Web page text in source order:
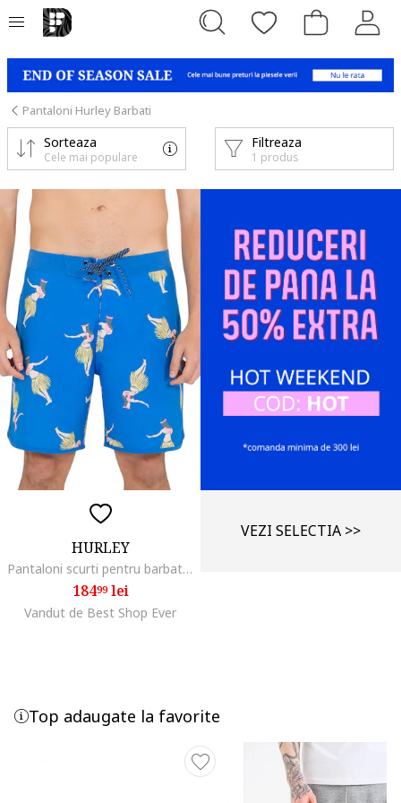
Pantaloni Hurley Barbati
Filtreaza
1 produs
Sorteaza
Cele mai populare
HURLEY
Pantaloni scurti pentru barbati, Poliester, Albastru, W31
18499lei
Vandut de Best Shop Ever
VEZI SELECTIA >>
Top adaugate la favorite